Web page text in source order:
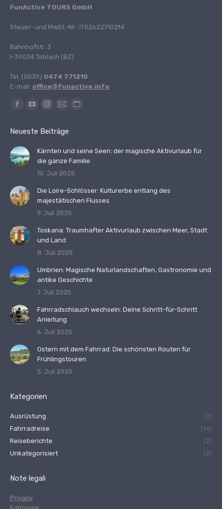
FunActive TOURS GmbH
Steuer- und MwSt.-Nr.: IT02622710214
Bahnhofstr. 3
I-39034 Toblach (BZ)
Tel. (0039) 0474 771210
E-mail: office@funactive.info
Finden Sie uns auf:
Facebook
opens
in
new
window
YouTube
opens
in
new
window
Instagram
opens
in
new
window
page
opens
in
new
window
in
new
Neueste Beiträge
Kärnten und seine Seen: der magische Aktivurlaub für
die ganze Familie
10. Juli 2025
Die Loire-Schlösser: Kulturerbe entlang des
majestätischen Flusses
9. Juli 2025
Toskana: Traumhafter Aktivurlaub zwischen Meer, Stadt
und Land
8. Juli 2025
Umbrien: Magische Naturlandschaften, Gastronomie und
antike Geschichte
7. Juli 2025
Fahrradschlauch wechseln: Deine Schritt-für-Schritt
Anleitung
6. Juli 2025
Ostern mit dem Fahrrad: Die schönsten Routen für
Frühlingstouren
5. Juli 2025
Kategorien
Ausrüstung
(2)
Fahrradreise
(14)
Reiseberichte
(2)
Unkategorisiert
(2)
Note legali
Privacy